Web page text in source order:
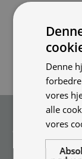
Denne
vores
alle
vores